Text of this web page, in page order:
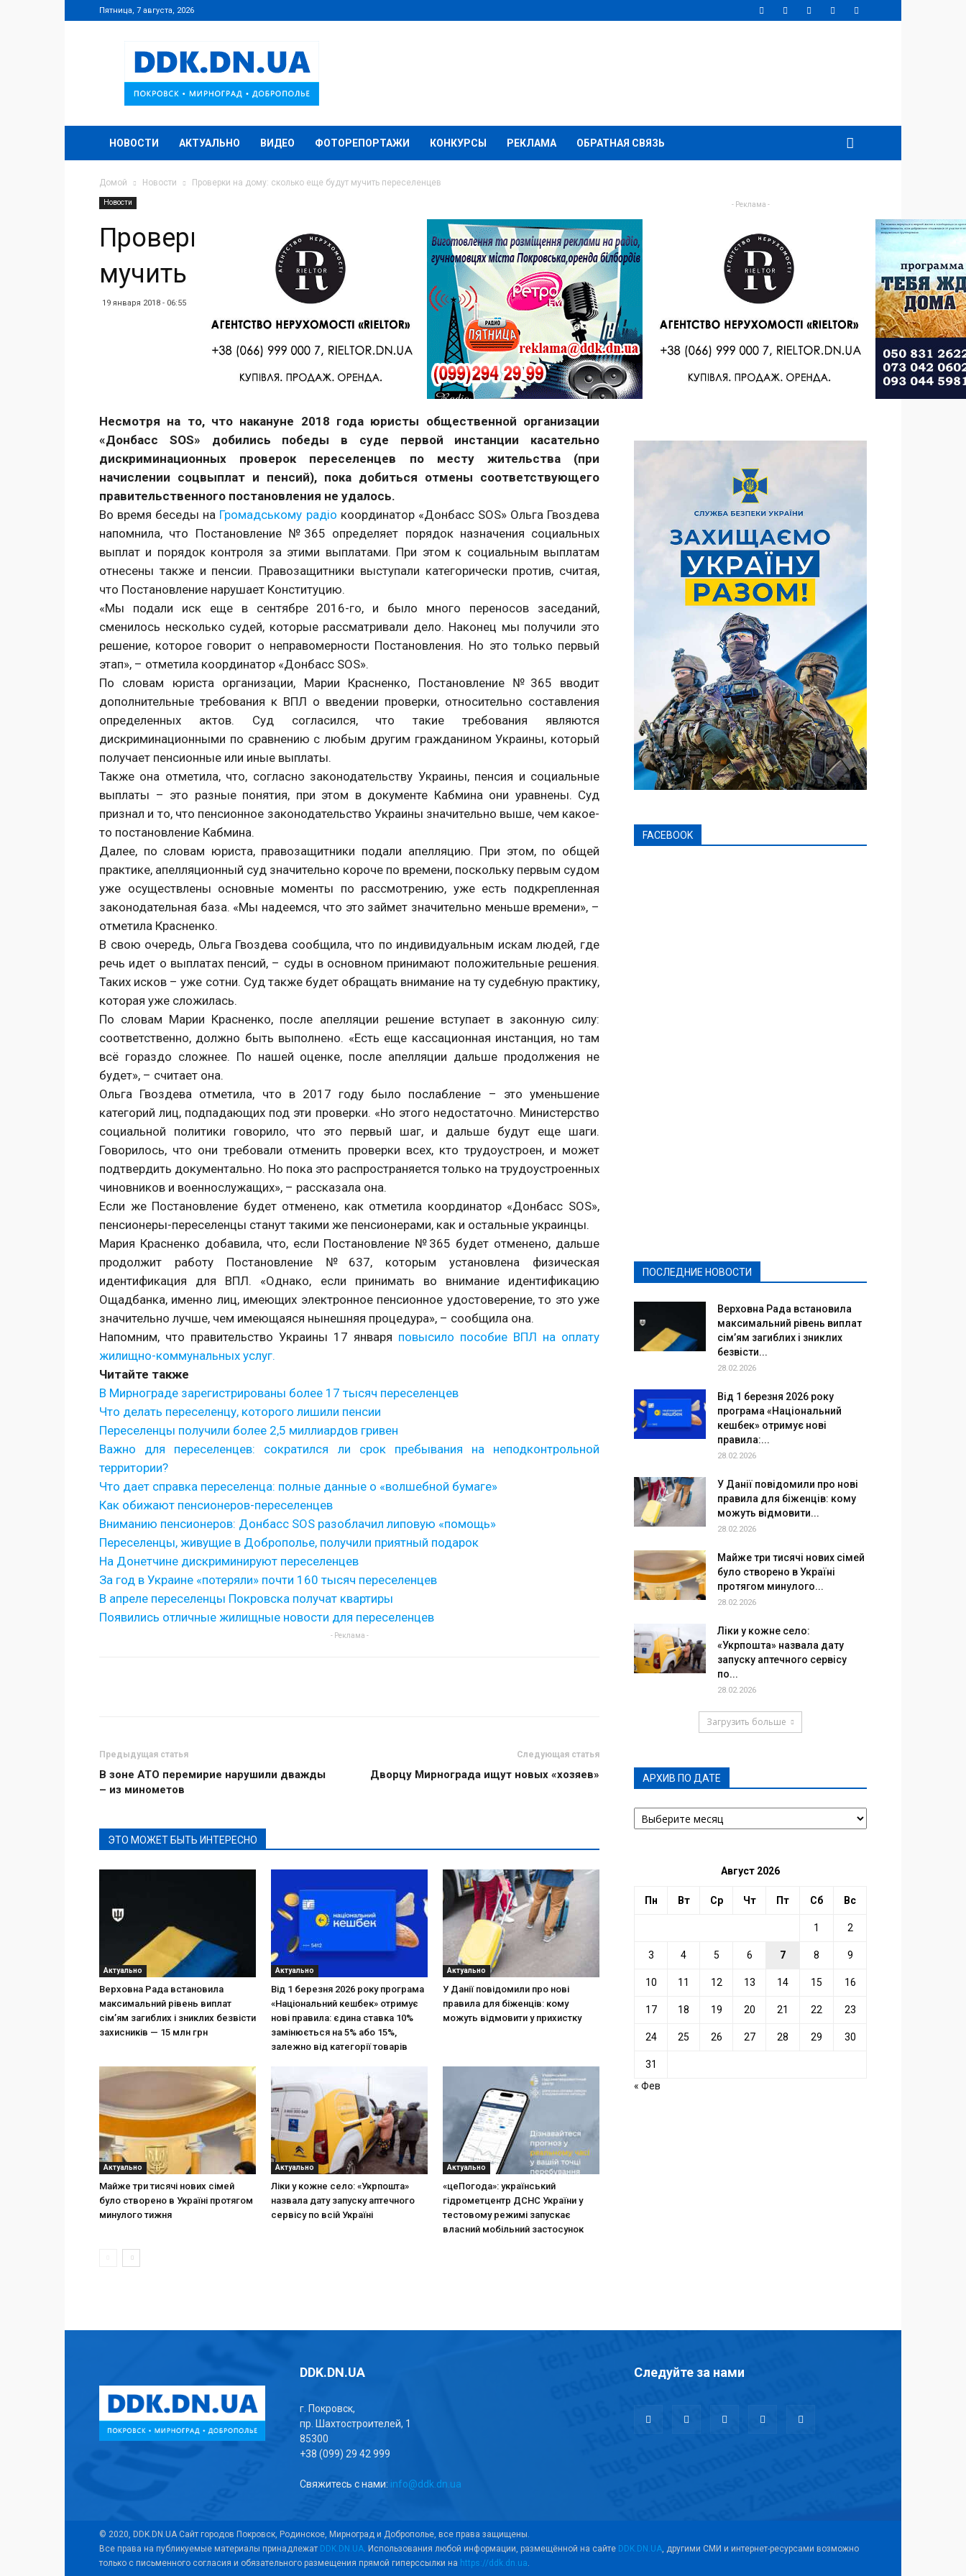
Пятница, 7 августа, 2026
DDK.DN.UA
НОВОСТИ АКТУАЛЬНО ВИДЕО ФОТОРЕПОРТАЖИ КОНКУРСЫ РЕКЛАМА ОБРАТНАЯ СВЯЗЬ
Домой Новости Проверки на дому: сколько еще будут мучить переселенцев
Новости
Проверки на дому: сколько еще будут
мучить переселенцев
19 января 2018 - 06:55
Несмотря на то, что накануне 2018 года юристы общественной организации
«Донбасс SOS» добились победы в суде первой инстанции касательно
дискриминационных проверок переселенцев по месту жительства (при
начислении соцвыплат и пенсий), пока добиться отмены соответствующего
правительственного постановления не удалось.
Во время беседы на Громадському радіо координатор «Донбасс SOS» Ольга Гвоздева
напомнила, что Постановление №365 определяет порядок назначения социальных
выплат и порядок контроля за этими выплатами. При этом к социальным выплатам
отнесены также и пенсии. Правозащитники выступали категорически против, считая,
что Постановление нарушает Конституцию.
«Мы подали иск еще в сентябре 2016-го, и было много переносов заседаний,
сменилось несколько судей, которые рассматривали дело. Наконец мы получили это
решение, которое говорит о неправомерности Постановления. Но это только первый
этап», – отметила координатор «Донбасс SOS».
По словам юриста организации, Марии Красненко, Постановление №365 вводит
дополнительные требования к ВПЛ о введении проверки, относительно составления
определенных актов. Суд согласился, что такие требования являются
дискриминационными по сравнению с любым другим гражданином Украины, который
получает пенсионные или иные выплаты.
Также она отметила, что, согласно законодательству Украины, пенсия и социальные
выплаты – это разные понятия, при этом в документе Кабмина они уравнены. Суд
признал и то, что пенсионное законодательство Украины значительно выше, чем какое-
то постановление Кабмина.
Далее, по словам юриста, правозащитники подали апелляцию. При этом, по общей
практике, апелляционный суд значительно короче по времени, поскольку первым судом
уже осуществлены основные моменты по рассмотрению, уже есть подкрепленная
законодательная база. «Мы надеемся, что это займет значительно меньше времени», –
отметила Красненко.
В свою очередь, Ольга Гвоздева сообщила, что по индивидуальным искам людей, где
речь идет о выплатах пенсий, – суды в основном принимают положительные решения.
Таких исков – уже сотни. Суд также будет обращать внимание на ту судебную практику,
которая уже сложилась.
По словам Марии Красненко, после апелляции решение вступает в законную силу:
соответственно, должно быть выполнено. «Есть еще кассационная инстанция, но там
всё гораздо сложнее. По нашей оценке, после апелляции дальше продолжения не
будет», – считает она.
Ольга Гвоздева отметила, что в 2017 году было послабление – это уменьшение
категорий лиц, подпадающих под эти проверки. «Но этого недостаточно. Министерство
социальной политики говорило, что это первый шаг, и дальше будут еще шаги.
Говорилось, что они требовали отменить проверки всех, кто трудоустроен, и может
подтвердить документально. Но пока это распространяется только на трудоустроенных
чиновников и военнослужащих», – рассказала она.
Если же Постановление будет отменено, как отметила координатор «Донбасс SOS»,
пенсионеры-переселенцы станут такими же пенсионерами, как и остальные украинцы.
Мария Красненко добавила, что, если Постановление №365 будет отменено, дальше
продолжит работу Постановление №637, которым установлена физическая
идентификация для ВПЛ. «Однако, если принимать во внимание идентификацию
Ощадбанка, именно лиц, имеющих электронное пенсионное удостоверение, то это уже
значительно лучше, чем имеющаяся нынешняя процедура», – сообщила она.
Напомним, что правительство Украины 17 января повысило пособие ВПЛ на оплату
жилищно-коммунальных услуг.
Читайте также
В Мирнограде зарегистрированы более 17 тысяч переселенцев
Что делать переселенцу, которого лишили пенсии
Переселенцы получили более 2,5 миллиардов гривен
Важно для переселенцев: сократился ли срок пребывания на неподконтрольной
территории?
Что дает справка переселенца: полные данные о «волшебной бумаге»
Как обижают пенсионеров-переселенцев
Вниманию пенсионеров: Донбасс SOS разоблачил липовую «помощь»
Переселенцы, живущие в Доброполье, получили приятный подарок
На Донетчине дискриминируют переселенцев
За год в Украине «потеряли» почти 160 тысяч переселенцев
В апреле переселенцы Покровска получат квартиры
Появились отличные жилищные новости для переселенцев
- Реклама -
Предыдущая статья
В зоне АТО перемирие нарушили дважды
– из минометов
Следующая статья
Дворцу Мирнограда ищут новых «хозяев»
ЭТО МОЖЕТ БЫТЬ ИНТЕРЕСНО
Актуально
Верховна Рада встановила
максимальний рівень виплат
сім’ям загиблих і зниклих безвісти
захисників — 15 млн грн
Актуально
Від 1 березня 2026 року програма
«Національний кешбек» отримує
нові правила: єдина ставка 10%
замінюється на 5% або 15%,
залежно від категорії товарів
Актуально
У Данії повідомили про нові
правила для біженців: кому
можуть відмовити у прихистку
Актуально
Майже три тисячі нових сімей
було створено в Україні протягом
минулого тижня
Актуально
Ліки у кожне село: «Укрпошта»
назвала дату запуску аптечного
сервісу по всій Україні
Актуально
«цеПогода»: український
гідрометцентр ДСНС України у
тестовому режимі запускає
власний мобільний застосунок
- Реклама -
FACEBOOK
ПОСЛЕДНИЕ НОВОСТИ
Верховна Рада встановила
максимальний рівень виплат
сім’ям загиблих і зниклих
безвісти...
28.02.2026
Від 1 березня 2026 року
програма «Національний
кешбек» отримує нові
правила:...
28.02.2026
У Данії повідомили про нові
правила для біженців: кому
можуть відмовити...
28.02.2026
Майже три тисячі нових сімей
було створено в Україні
протягом минулого...
28.02.2026
Ліки у кожне село:
«Укрпошта» назвала дату
запуску аптечного сервісу
по...
28.02.2026
Загрузить больше
АРХИВ ПО ДАТЕ
АРХИВ
ПО
Август 2026
Пн Вт Ср Чт Пт Сб Вс
1 2
3 4 5 6 7 8 9
10 11 12 13 14 15 16
17 18 19 20 21 22 23
24 25 26 27 28 29 30
31
« Фев
DDK.DN.UA
г. Покровск,
пр. Шахтостроителей, 1
85300
+38 (099) 29 42 999
Свяжитесь с нами: info@ddk.dn.ua
Следуйте за нами
© 2020, DDK.DN.UA Сайт городов Покровск, Родинское, Мирноград и Доброполье, все права защищены.
Все права на публикуемые материалы принадлежат DDK.DN.UA. Использования любой информации, размещённой на сайте DDK.DN.UA, другими СМИ и интернет-ресурсами возможно
только с письменного согласия и обязательного размещения прямой гиперссылки на https://ddk.dn.ua.